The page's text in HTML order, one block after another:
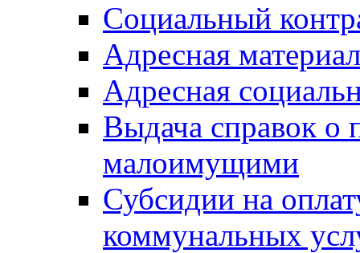
Социальный
Адресная
Адресная
Выдача справок о
малоимущими
Субсидии на
коммунальных